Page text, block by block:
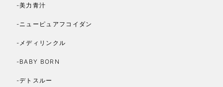
-美力青汁
-ニューピュアフコイダン
-メディリンクル
-BABY BORN
-デトスルー